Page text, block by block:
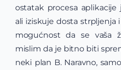
ostatak procesa
ali iziskuje dosta strpljenja
mogućnost da se vaša
mislim da je bitno biti
neki plan B. Naravno,